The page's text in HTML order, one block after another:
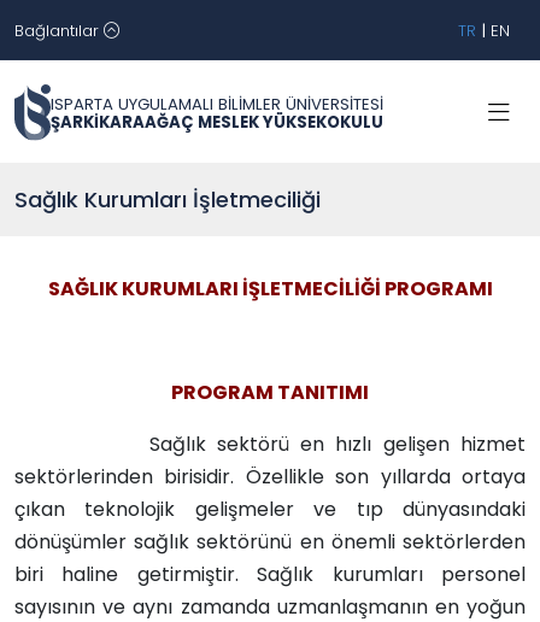
Bağlantılar TR | EN
ISPARTA UYGULAMALI BİLİMLER ÜNİVERSİTESİ
ŞARKİKARAAĞAÇ MESLEK YÜKSEKOKULU
Sağlık Kurumları İşletmeciliği
SAĞLIK KURUMLARI İŞLETMECİLİĞİ PROGRAMI
PROGRAM TANITIMI
Sağlık sektörü en hızlı gelişen hizmet
sektörlerinden birisidir. Özellikle son yıllarda ortaya
çıkan teknolojik gelişmeler ve tıp dünyasındaki
dönüşümler sağlık sektörünü en önemli sektörlerden
biri haline getirmiştir. Sağlık kurumları personel
sayısının ve aynı zamanda uzmanlaşmanın en yoğun